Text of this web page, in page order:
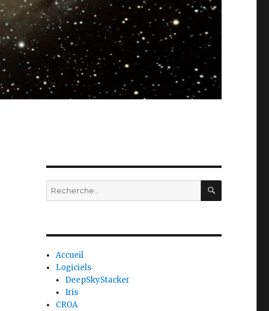
Recherche
pour
Accueil
Logiciels
DeepSkyStacker
Iris
CROA